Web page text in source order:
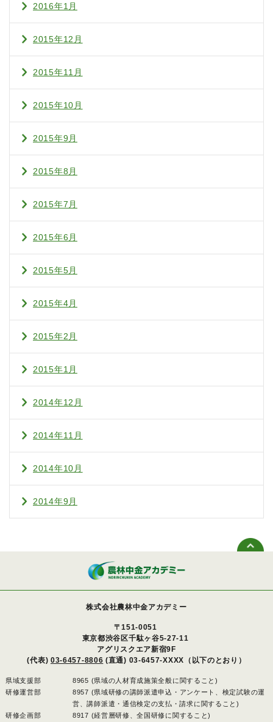
2016年1月
2015年12月
2015年11月
2015年10月
2015年9月
2015年8月
2015年7月
2015年6月
2015年5月
2015年4月
2015年2月
2015年1月
2014年12月
2014年11月
2014年10月
2014年9月
株式会社農林中金アカデミー
〒151-0051
東京都渋谷区千駄ヶ谷5-27-11
アグリスクエア新宿9F
(代表) 03-6457-8806 (直通) 03-6457-XXXX（以下のとおり）
県域支援部
8965 (県域の人材育成施策全般に関すること)
研修運営部
8957 (県域研修の講師派遣申込・アンケート、検定試験の運
営、講師派遣・通信検定の支払・請求に関すること)
研修企画部
8917 (経営層研修、全国研修に関すること)